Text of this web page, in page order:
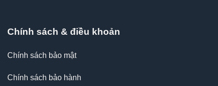
Chính sách & điều khoản
Chính sách bảo mật
Chính sách bảo hành